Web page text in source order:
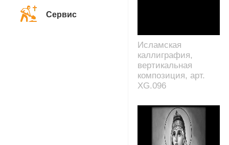
Исламская
каллиграфия,
вертикальная
композиция, арт.
XG.096
Сервис